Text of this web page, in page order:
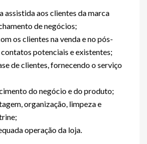
assistida aos clientes da marca
de negócios;
os clientes na venda e no pós-
potenciais e existentes;
de clientes, fornecendo o serviço
do negócio e do produto;
organização, limpeza e
operação da loja.